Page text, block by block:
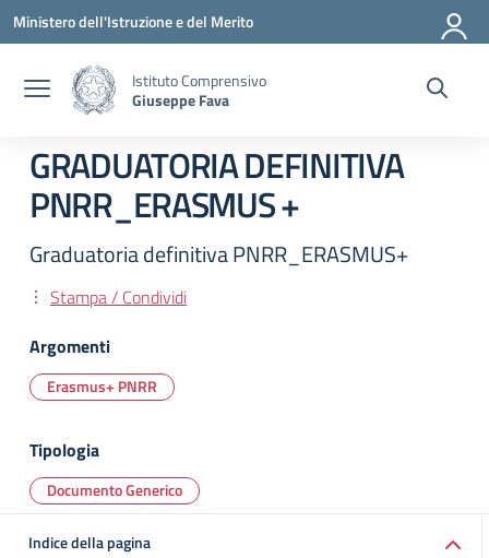
Vai ai contenuti
Vai al menu di navigazione
Vai al footer
Ministero dell'Istruzione e del Merito
Istituto Comprensivo
Giuseppe Fava
GRADUATORIA DEFINITIVA
PNRR_ERASMUS +
Graduatoria definitiva PNRR_ERASMUS+
Stampa / Condividi
Argomenti
Erasmus+ PNRR
Tipologia
Documento Generico
Indice della pagina